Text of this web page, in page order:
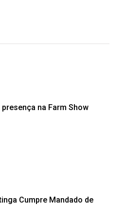
na Farm Show
Cumpre Mandado de